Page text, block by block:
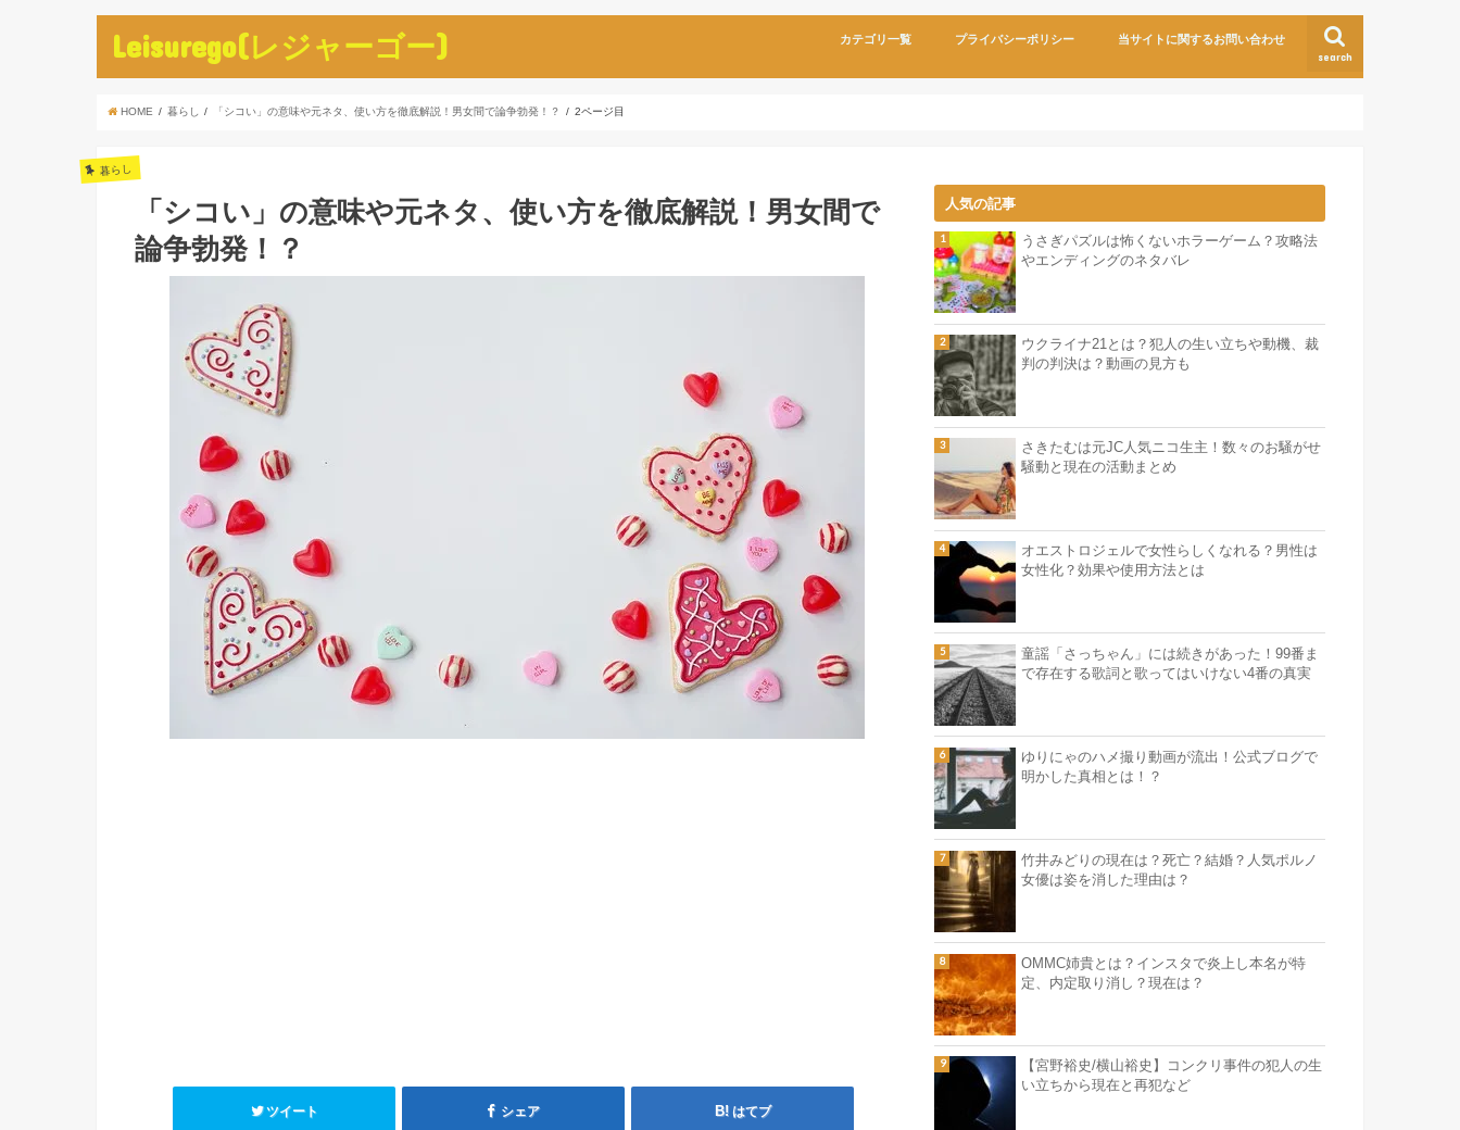
Leisurego(レジャーゴー) search
カテゴリ一覧 プライバシーポリシー 当サイトに関するお問い合わせ
HOME 暮らし 「シコい」の意味や元ネタ、使い方を徹底解説！男女間で論争勃発！？ 2ページ目
暮らし
「シコい」の意味や元ネタ、使い方を徹底解説！男女間で
論争勃発！？
ツイート シェア はてブ
人気の記事
うさぎパズルは怖くないホラーゲーム？攻略法
やエンディングのネタバレ
ウクライナ21とは？犯人の生い立ちや動機、裁
判の判決は？動画の見方も
さきたむは元JC人気ニコ生主！数々のお騒がせ
騒動と現在の活動まとめ
オエストロジェルで女性らしくなれる？男性は
女性化？効果や使用方法とは
童謡「さっちゃん」には続きがあった！99番ま
で存在する歌詞と歌ってはいけない4番の真実
ゆりにゃのハメ撮り動画が流出！公式ブログで
明かした真相とは！？
竹井みどりの現在は？死亡？結婚？人気ポルノ
女優は姿を消した理由は？
OMMC姉貴とは？インスタで炎上し本名が特
定、内定取り消し？現在は？
【宮野裕史/横山裕史】コンクリ事件の犯人の生
い立ちから現在と再犯など